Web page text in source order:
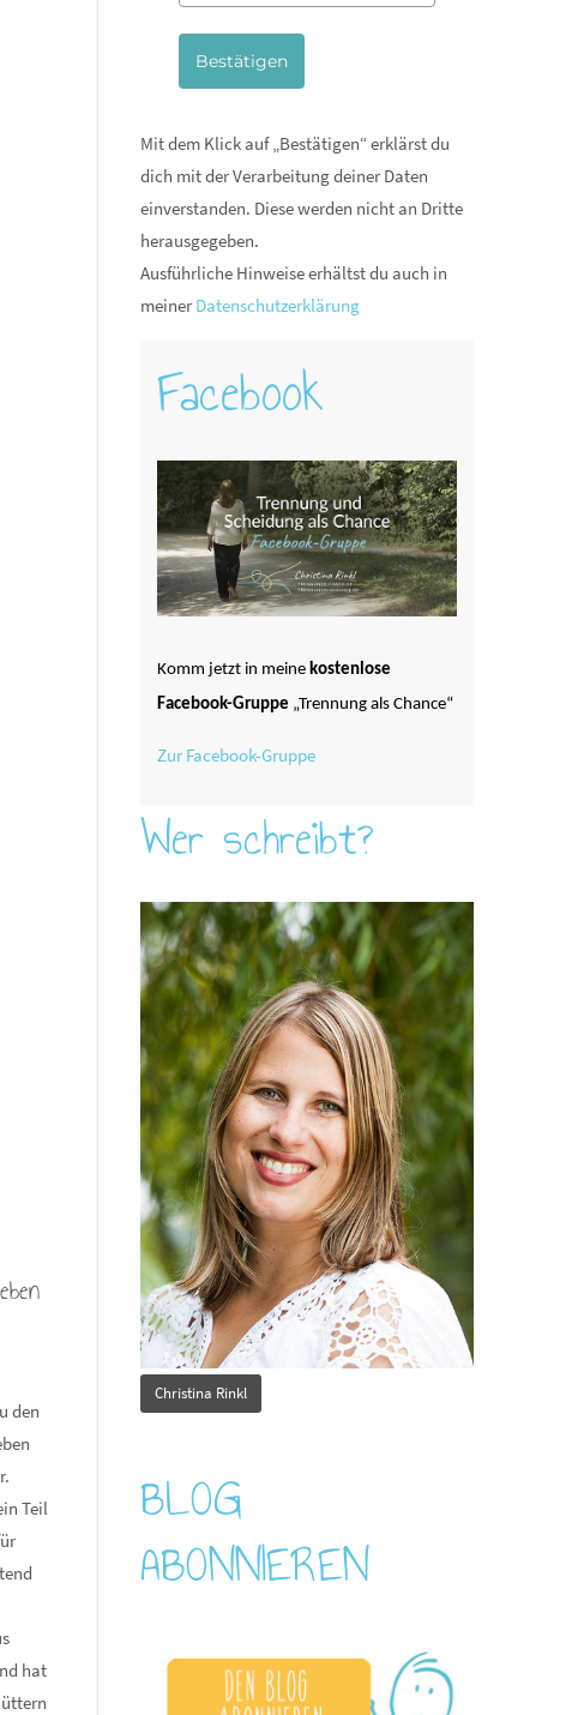
den
Teil
hat
Bestätigen
Mit dem Klick auf „Bestätigen“ erklärst du
dich mit der Verarbeitung deiner Daten
einverstanden. Diese werden nicht an Dritte
herausgegeben.
Ausführliche Hinweise erhältst du auch in
meiner Datenschutzerklärung
Facebook
Komm jetzt in meine kostenlose
Facebook-Gruppe „Trennung als Chance“
Zur Facebook-Gruppe
Wer schreibt?
Christina Rinkl
BLOG
ABONNIEREN